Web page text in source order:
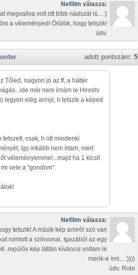
Nefilim válasza:
megvallva volt ott több nádszál is... :)
a véleményed! Örülök, hogy tetszik!
üdv.
adott pontszám: 5
Tőled, nagyon jó az ff, a háttér
már nem írnám le Hiroshi
legyen elég annyi, h tetszik a képed
csak, h ott mindenki
így inkább nem írtam, mert
véleményemmel...majd ha 1 kicsit
vele a "gondom".
Nefilim válasza:
tetszik! A másik kép amiről szó van
romlott a színvonal. Igazából az egy
repülős kép láttán kíváncsi voltam le
merik-e írni... :))))
üdv. Robi